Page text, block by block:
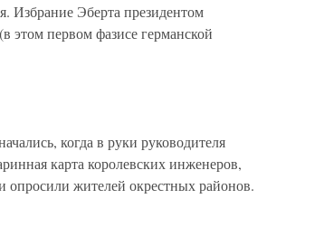
Избрание Эберта президентом
этом первом фазисе германской
когда в руки руководителя
карта королевских инженеров,
опросили жителей окрестных районов.